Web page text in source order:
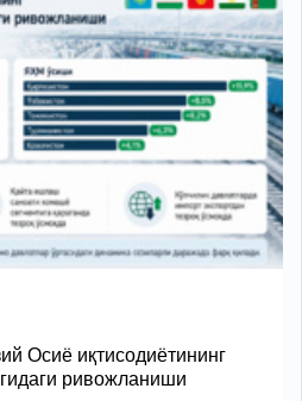
Осиё иқтисодиётининг
ривожланиши